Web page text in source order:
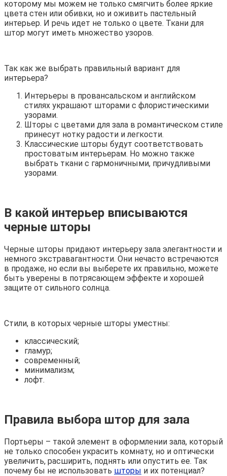
которому мы можем не только смягчить более яркие
цвета стен или обивки, но и оживить пастельный
интерьер. И речь идет не только о цвете. Ткани для
штор могут иметь множество узоров.
Так как же выбрать правильный вариант для
интерьера?
Интерьеры в провансальском и английском
стилях украшают шторами с флористическими
узорами.
Шторы с цветами для зала в романтическом стиле
принесут нотку радости и легкости.
Классические шторы будут соответствовать
простоватым интерьерам. Но можно также
выбрать ткани с гармоничными, причудливыми
узорами.
В какой интерьер вписываются
черные шторы
Черные шторы придают интерьеру зала элегантности и
немного экстравагантности. Они нечасто встречаются
в продаже, но если вы выберете их правильно, можете
быть уверены в потрясающем эффекте и хорошей
защите от сильного солнца.
Стили, в которых черные шторы уместны:
классический;
гламур;
современный;
минимализм;
лофт.
Правила выбора штор для зала
Портьеры – такой элемент в оформлении зала, который
не только способен украсить комнату, но и оптически
увеличить, расширить, поднять или опустить ее. Так
почему бы не использовать шторы и их потенциал?